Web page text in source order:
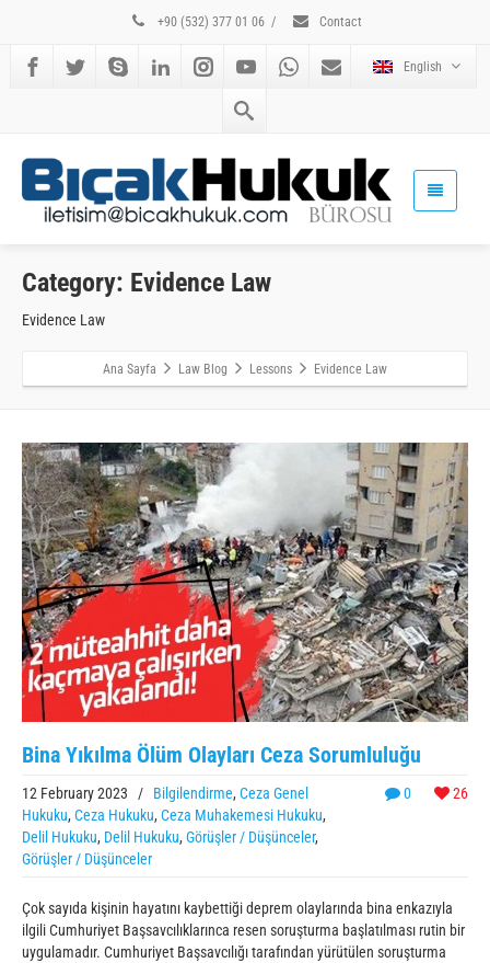
+90 (532) 377 01 06 / Contact
English
Category: Evidence Law
Evidence Law
Ana Sayfa Law Blog Lessons Evidence Law
Bina Yıkılma Ölüm Olayları Ceza Sorumluluğu
0 26
12 February 2023 / Bilgilendirme, Ceza Genel
Hukuku, Ceza Hukuku, Ceza Muhakemesi Hukuku,
Delil Hukuku, Delil Hukuku, Görüşler / Düşünceler,
Görüşler / Düşünceler
Çok sayıda kişinin hayatını kaybettiği deprem olaylarında bina enkazıyla
ilgili Cumhuriyet Başsavcılıklarınca resen soruşturma başlatılması rutin bir
uygulamadır. Cumhuriyet Başsavcılığı tarafından yürütülen soruşturma